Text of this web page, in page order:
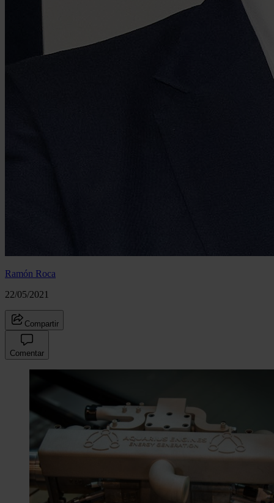
Ramón Roca
22/05/2021
Compartir
Comentar